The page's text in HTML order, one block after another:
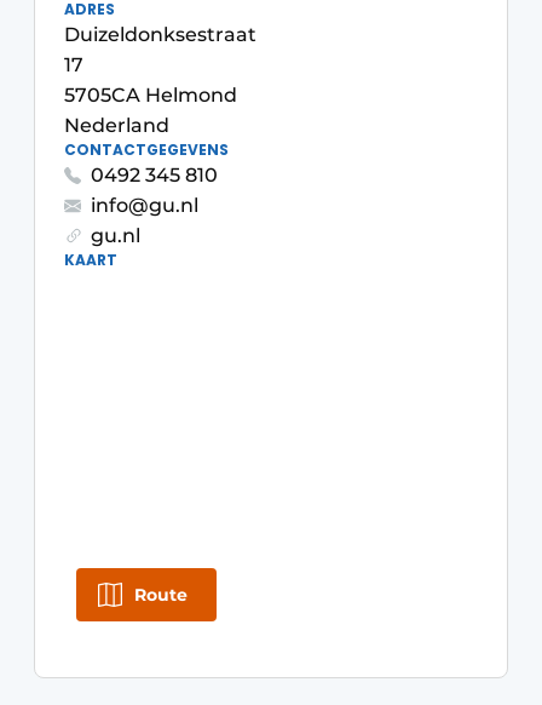
ADRES
Duizeldonksestraat
17
5705CA Helmond
Nederland
CONTACTGEGEVENS
0492 345 810
info@gu.nl
gu.nl
KAART
Route